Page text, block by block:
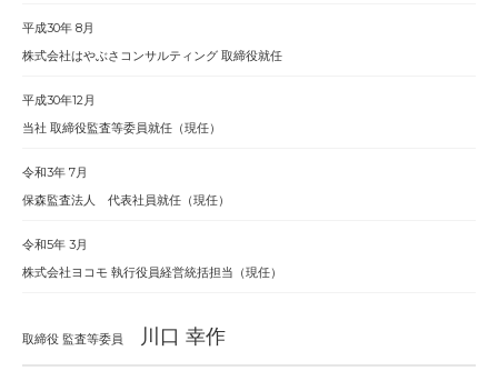
平成30年 8月
株式会社はやぶさコンサルティング 取締役就任
平成30年12月
当社 取締役監査等委員就任（現任）
令和3年 7月
保森監査法人 代表社員就任（現任）
令和5年 3月
株式会社ヨコモ 執行役員経営統括担当（現任）
取締役 監査等委員 川口 幸作